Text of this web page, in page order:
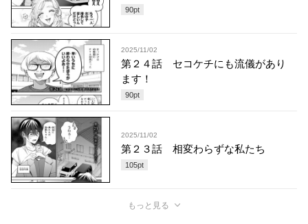
90pt
2025/11/02
第２４話 セコケチにも流儀があり
ます！
90pt
2025/11/02
第２３話 相変わらずな私たち
105pt
もっと見る